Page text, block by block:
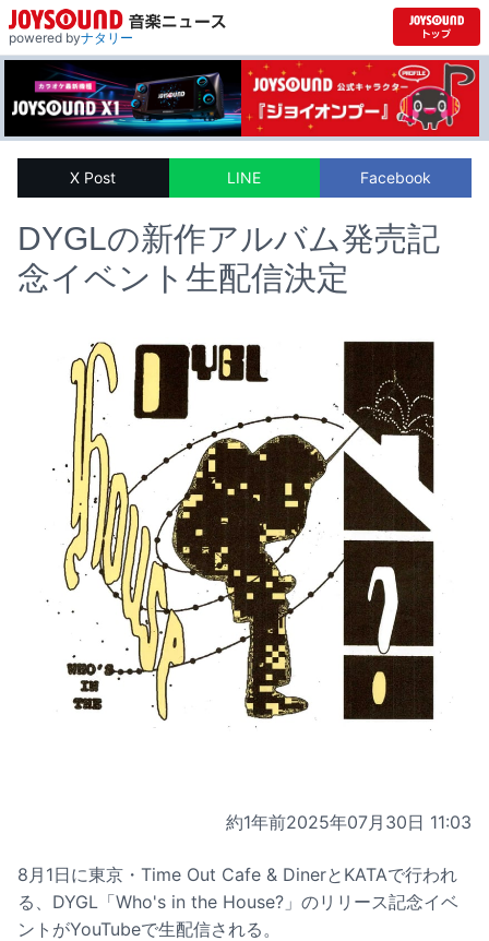
powered byナタリー
X Post LINE Facebook
DYGLの新作アルバム発売記
念イベント生配信決定
約1年前2025年07月30日 11:03
8月1日に東京・Time Out Cafe & DinerとKATAで行われ
る、DYGL「Who's in the House?」のリリース記念イベ
ントがYouTubeで生配信される。